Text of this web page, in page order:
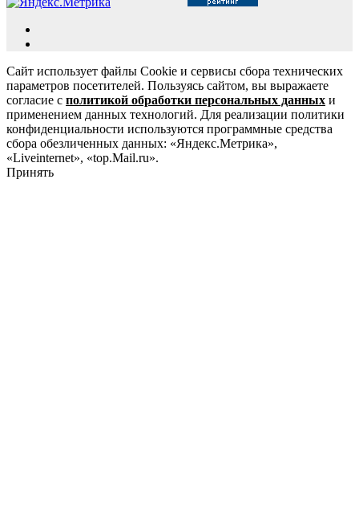
Сайт использует файлы Cookie и сервисы сбора технических
параметров посетителей. Пользуясь сайтом, вы выражаете
согласие с политикой обработки персональных данных и
применением данных технологий. Для реализации политики
конфиденциальности используются программные средства
сбора обезличенных данных: «Яндекс.Метрика»,
«Liveinternet», «top.Mail.ru».
Принять